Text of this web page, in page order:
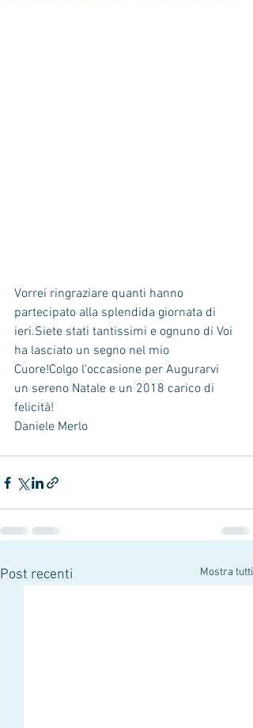
Vorrei ringraziare quanti hanno
partecipato alla splendida giornata di
ieri.Siete stati tantissimi e ognuno di Voi
ha lasciato un segno nel mio
Cuore!Colgo l'occasione per Augurarvi
un sereno Natale e un 2018 carico di
felicità!
Daniele Merlo
Post recenti Mostra tutti